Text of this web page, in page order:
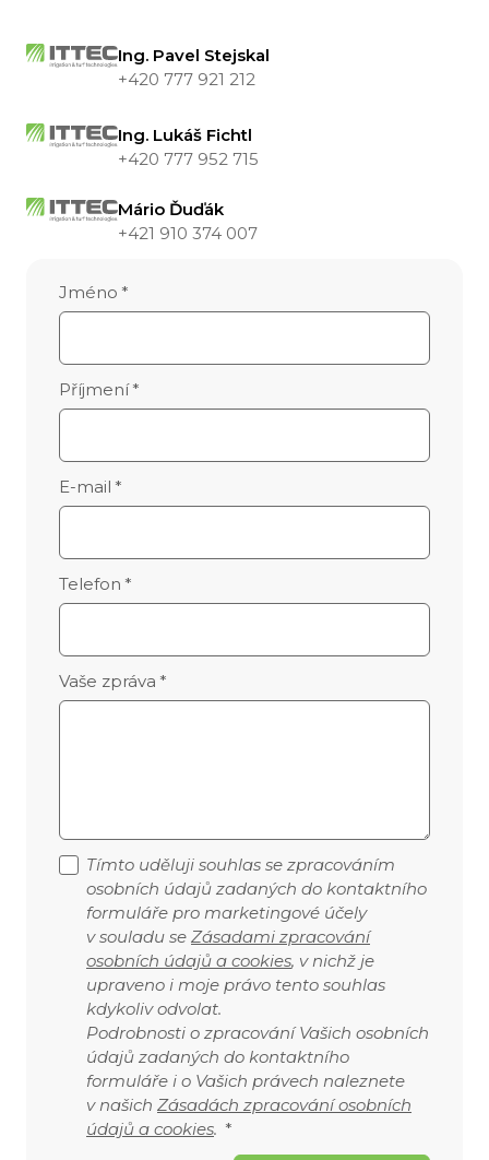
Ing. Pavel Stejskal
+420 777 921 212
Ing. Lukáš Fichtl
+420 777 952 715
Mário Ďuďák
+421 910 374 007
Jméno *
Příjmení *
E-mail *
Telefon *
Vaše zpráva *
Tímto uděluji souhlas se zpracováním
osobních údajů zadaných do kontaktního
formuláře pro marketingové účely
v souladu se Zásadami zpracování
osobních údajů a cookies, v nichž je
upraveno i moje právo tento souhlas
kdykoliv odvolat.
Podrobnosti o zpracování Vašich osobních
údajů zadaných do kontaktního
formuláře i o Vašich právech naleznete
v našich Zásadách zpracování osobních
údajů a cookies. *